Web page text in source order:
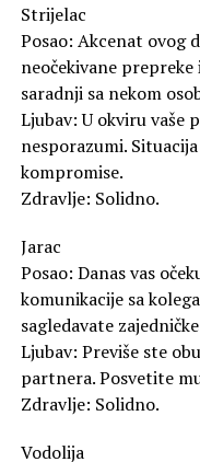
Strijelac
Posao: Akcenat ovog
neočekivane
saradnji sa nekom
Ljubav: U okviru vaše
nesporazumi.
kompromise.
Zdravlje: Solidno.
Jarac
Posao: Danas vas
komunikacije sa
sagledavate
Ljubav: Previše ste
partnera. Posvetite
Zdravlje: Solidno.
Vodolija